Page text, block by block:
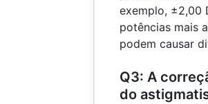
exemplo, ±2,00
potências mais
podem causar
Q3: A
do